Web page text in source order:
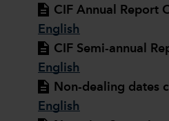
CIF Annual Report
English
CIF Semi-annual
English
Non-dealing dates
English